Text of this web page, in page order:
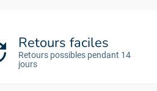
Retours faciles
Retours possibles pendant 14
jours